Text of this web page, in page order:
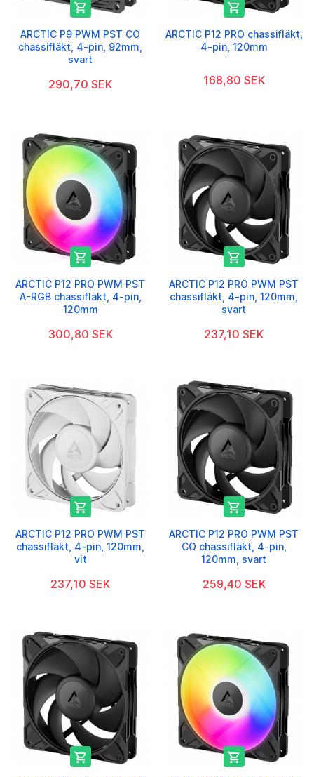

ARCTIC P9 PWM PST CO
chassifläkt, 4-pin, 92mm,
svart
290,70 SEK

ARCTIC P12 PRO chassifläkt,
4-pin, 120mm
168,80 SEK

ARCTIC P12 PRO PWM PST
A-RGB chassifläkt, 4-pin,
120mm
300,80 SEK

ARCTIC P12 PRO PWM PST
chassifläkt, 4-pin, 120mm,
svart
237,10 SEK

ARCTIC P12 PRO PWM PST
chassifläkt, 4-pin, 120mm,
vit
237,10 SEK

ARCTIC P12 PRO PWM PST
CO chassifläkt, 4-pin,
120mm, svart
259,40 SEK
 